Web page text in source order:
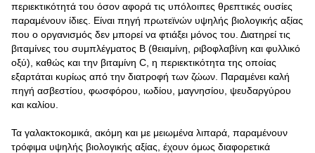
περιεκτικότητά του όσον αφορά τις υπόλοιπες θρεπτικές ουσίες
παραμένουν ίδιες. Είναι πηγή πρωτεϊνών υψηλής βιολογικής αξίας
που ο οργανισμός δεν μπορεί να φτιάξει μόνος του. Διατηρεί τις
βιταμίνες του συμπλέγματος Β (θειαμίνη, ριβοφλαβίνη και φυλλικό
οξύ), καθώς και την βιταμίνη C, η περιεκτικότητα της οποίας
εξαρτάται κυρίως από την διατροφή των ζώων. Παραμένει καλή
πηγή ασβεστίου, φωσφόρου, ιωδίου, μαγνησίου, ψευδαργύρου
και καλίου.
Τα γαλακτοκομικά, ακόμη και με μειωμένα λιπαρά, παραμένουν
τρόφιμα υψηλής βιολογικής αξίας, έχουν όμως διαφορετικά